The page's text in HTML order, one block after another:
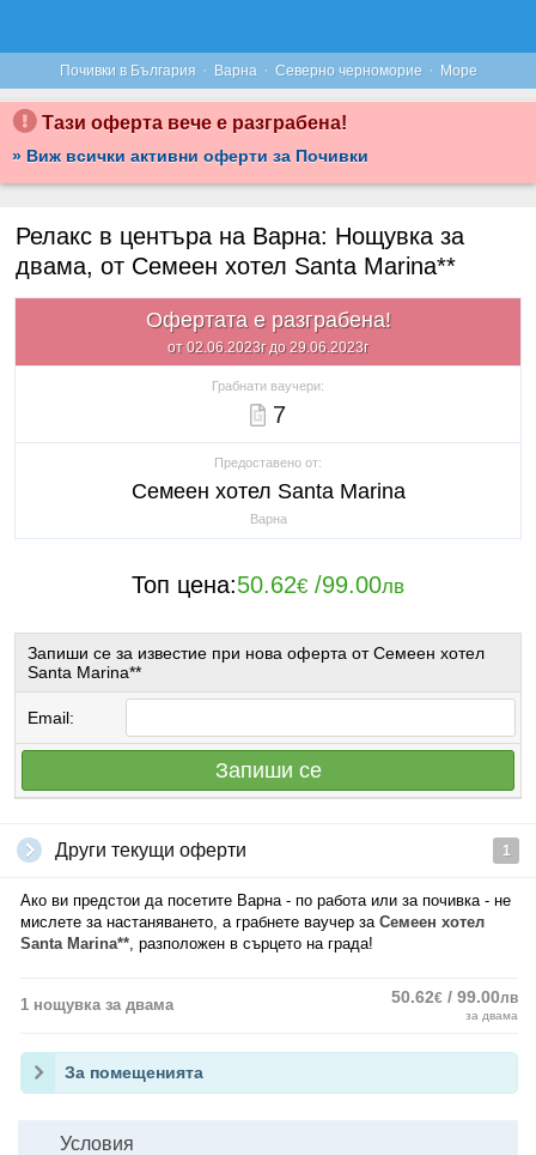
Почивки в България · Варна · Северно черноморие · Море
Тази оферта вече е разграбена!
» Виж всички активни оферти за Почивки
Релакс в центъра на Варна: Нощувка за
двама, от Семеен хотел Santa Marina**
Офертата е разграбена!
от 02.06.2023г до 29.06.2023г
Грабнати ваучери:
7
Предоставено от:
Семеен хотел Santa Marina
Варна
Топ цена:50.62€ /99.00лв
Запиши се за известие при нова оферта от Семеен хотел
Santa Marina**
Email:
Запиши се
Други текущи оферти 1
Ако ви предстои да посетите Варна - по работа или за почивка - не
мислете за настаняването, а грабнете ваучер за Семеен хотел
Santa Marina**, разположен в сърцето на града!
1 нощувка за двама 50.62€ / 99.00лв
за двама
За помещенията
Условия